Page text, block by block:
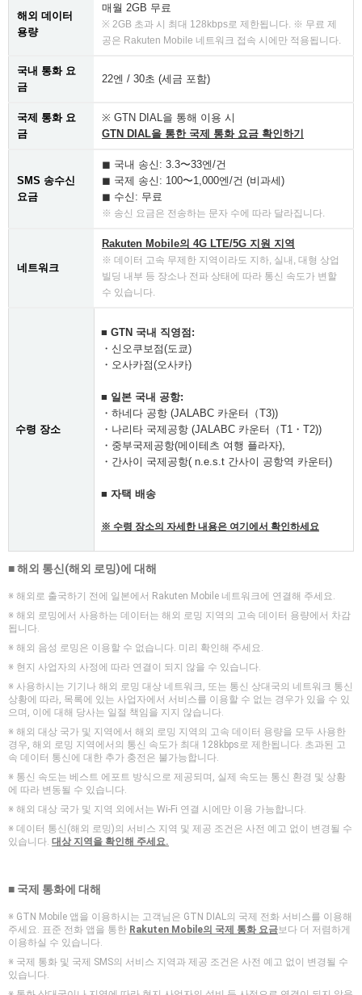
해외 데이터
용량
매월 2GB 무료
※ 2GB 초과 시 최대 128kbps로 제한됩니다. ※ 무료 제
공은 Rakuten Mobile 네트워크 접속 시에만 적용됩니다.
국내 통화 요
금
22엔 / 30초 (세금 포함)
국제 통화 요
금
※ GTN DIAL을 통해 이용 시
GTN DIAL을 통한 국제 통화 요금 확인하기
SMS 송수신
요금
◼︎ 국내 송신: 3.3〜33엔/건
◼︎ 국제 송신: 100〜1,000엔/건 (비과세)
◼︎ 수신: 무료
※ 송신 요금은 전송하는 문자 수에 따라 달라집니다.
네트워크
Rakuten Mobile의 4G LTE/5G 지원 지역
※ 데이터 고속 무제한 지역이라도 지하, 실내, 대형 상업
빌딩 내부 등 장소나 전파 상태에 따라 통신 속도가 변할
수 있습니다.
수령 장소
■ GTN 국내 직영점:
・신오쿠보점(도쿄)
・오사카점(오사카)
■ 일본 국내 공항:
・하네다 공항 (JALABC 카운터（T3))
・나리타 국제공항 (JALABC 카운터（T1・T2))
・중부국제공항(메이테츠 여행 플라자),
・간사이 국제공항( n.e.s.t 간사이 공항역 카운터)
■ 자택 배송
※ 수령 장소의 자세한 내용은 여기에서 확인하세요
■ 해외 통신(해외 로밍)에 대해
※ 해외로 출국하기 전에 일본에서 Rakuten Mobile 네트워크에 연결해 주세요.
※ 해외 로밍에서 사용하는 데이터는 해외 로밍 지역의 고속 데이터 용량에서 차감
됩니다.
※ 해외 음성 로밍은 이용할 수 없습니다. 미리 확인해 주세요.
※ 현지 사업자의 사정에 따라 연결이 되지 않을 수 있습니다.
※ 사용하시는 기기나 해외 로밍 대상 네트워크, 또는 통신 상대국의 네트워크 통신
상황에 따라, 목록에 있는 사업자에서 서비스를 이용할 수 없는 경우가 있을 수 있
으며, 이에 대해 당사는 일절 책임을 지지 않습니다.
※ 해외 대상 국가 및 지역에서 해외 로밍 지역의 고속 데이터 용량을 모두 사용한
경우, 해외 로밍 지역에서의 통신 속도가 최대 128kbps로 제한됩니다. 초과된 고
속 데이터 통신에 대한 추가 충전은 불가능합니다.
※ 통신 속도는 베스트 에포트 방식으로 제공되며, 실제 속도는 통신 환경 및 상황
에 따라 변동될 수 있습니다.
※ 해외 대상 국가 및 지역 외에서는 Wi-Fi 연결 시에만 이용 가능합니다.
※ 데이터 통신(해외 로밍)의 서비스 지역 및 제공 조건은 사전 예고 없이 변경될 수
있습니다. 대상 지역을 확인해 주세요.
■ 국제 통화에 대해
※ GTN Mobile 앱을 이용하시는 고객님은 GTN DIAL의 국제 전화 서비스를 이용해
주세요. 표준 전화 앱을 통한 Rakuten Mobile의 국제 통화 요금보다 더 저렴하게
이용하실 수 있습니다.
※ 국제 통화 및 국제 SMS의 서비스 지역과 제공 조건은 사전 예고 없이 변경될 수
있습니다.